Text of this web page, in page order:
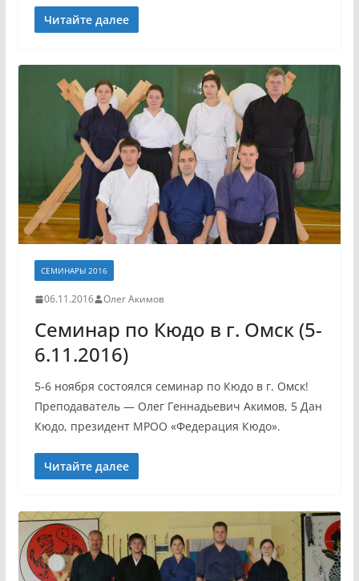
Читайте далее
СЕМИНАРЫ 2016
06.11.2016 Олег Акимов
Семинар по Кюдо в г. Омск (5-
6.11.2016)
5-6 ноября состоялся семинар по Кюдо в г. Омск!
Преподаватель — Олег Геннадьевич Акимов, 5 Дан
Кюдо, президент МРОО «Федерация Кюдо».
Читайте далее